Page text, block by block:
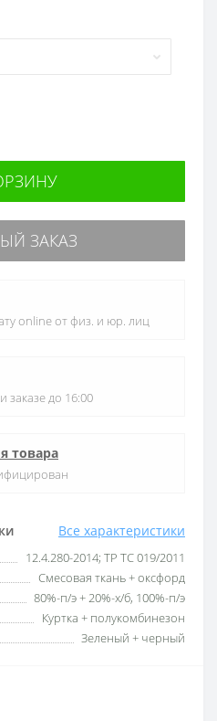
Все характеристики
12.4.280-2014; ТР ТС 019/2011
Смесовая ткань + оксфорд
80%-п/э + 20%-х/б, 100%-п/э
Куртка + полукомбинезон
Зеленый + черный
ЗАКАЗ
online от физ. и юр. лиц
заказе до 16:00
товара